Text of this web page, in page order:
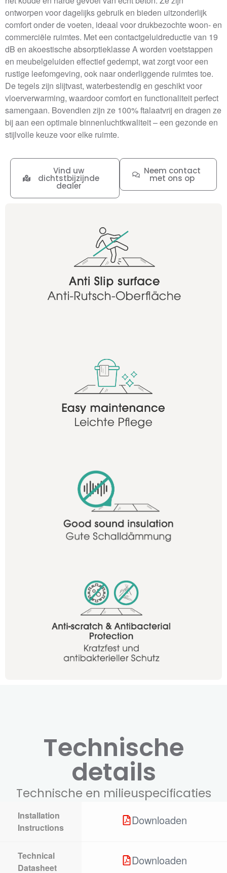
ontworpen voor dagelijks gebruik en bieden uitzonderlijk
comfort onder de voeten, ideaal voor drukbezochte woon- en
commerciële ruimtes. Met een contactgeluidreductie van 19
dB en akoestische absorptieklasse A worden voetstappen
en meubelgeluiden effectief gedempt, wat zorgt voor een
rustige leefomgeving, ook naar onderliggende ruimtes toe.
De tegels zijn slijtvast, waterbestendig en geschikt voor
vloerverwarming, waardoor comfort en functionaliteit perfect
samengaan. Bovendien zijn ze 100% ftalaatvrij en dragen ze
bij aan een optimale binnenluchtkwaliteit – een gezonde en
stijlvolle keuze voor elke ruimte.
Neem contact
met ons op
Vind uw
dichtstbijzijnde
dealer
Technische
details
Technische en milieuspecificaties
Installation
Instructions
Downloaden
Technical
Datasheet
Downloaden